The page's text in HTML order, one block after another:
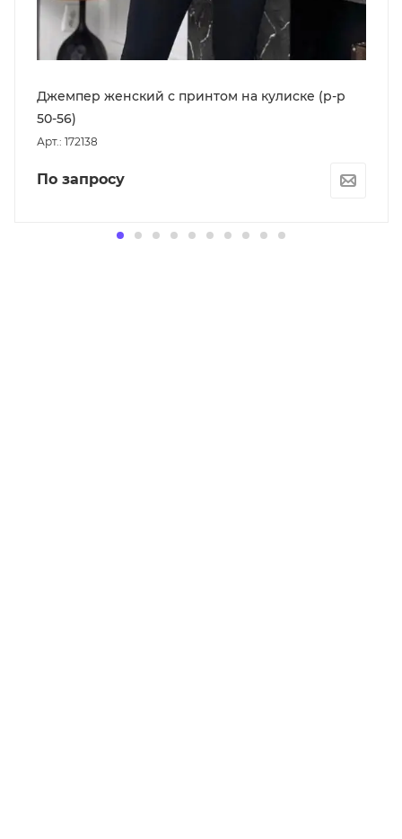
Джемпер женский с принтом на кулиске (р-р
50-56)
Арт.: 172138
По запросу